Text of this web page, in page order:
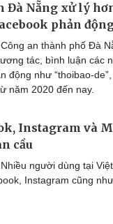
Đà Nẵng xử lý
phản
an thành phố Đà
tác, bình luận các
động như “thoibao-
năm 2020 đến nay.
Instagram và
cầu
người dùng tại
Instagram cũng